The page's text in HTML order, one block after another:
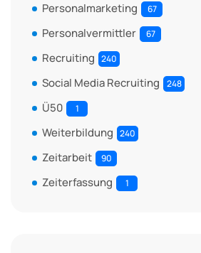
Personalmarketing 67
Personalvermittler 67
Recruiting 240
Social Media Recruiting 248
Ü50 1
Weiterbildung 240
Zeitarbeit 90
Zeiterfassung 1